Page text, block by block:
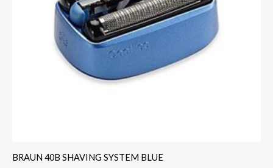
BRAUN 40B SHAVING SYSTEM BLUE